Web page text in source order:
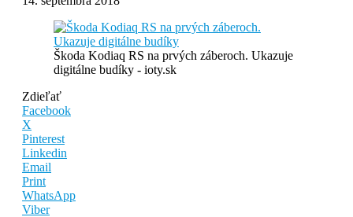
Škoda Kodiaq RS na prvých záberoch. Ukazuje
digitálne budíky - ioty.sk
Zdieľať
Facebook
X
Pinterest
Linkedin
Email
Print
WhatsApp
Viber